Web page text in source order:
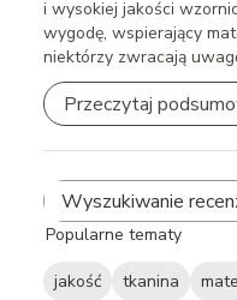
i wysokiej jakości
wygodę, wspierający
niektórzy zwracają
Przeczytaj
Search
reviews
Popularne tematy
jakość tkanina